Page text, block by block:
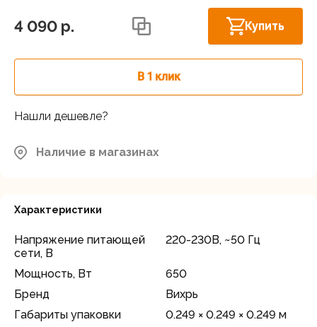
4 090 p. Купить
В 1 клик
Нашли дешевле?
Наличие в магазинах
Западная коммунальная зона, вл. 4
В наличии
д.12
Характеристики
Напряжение питающей
сети, В
220-230В, ~50 Гц
Мощность, Вт
650
Бренд
Вихрь
Габариты упаковки
0.249 × 0.249 × 0.249 м